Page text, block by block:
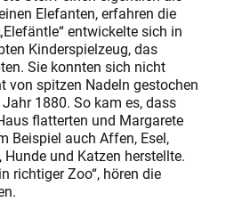
Elefanten, erfahren die
entwickelte sich in
Kinderspielzeug, das
Sie konnten sich nicht
von spitzen Nadeln gestochen
1880. So kam es, dass
flatterten und Margarete
Beispiel auch Affen, Esel,
Hunde und Katzen herstellte.
richtiger Zoo“, hören die